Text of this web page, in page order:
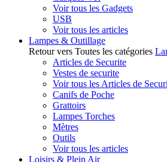
Voir tous les Gadgets
USB
Voir tous les articles
Lampes & Outillage
Retour vers Toutes les catégories
Articles de Securite
Vestes de securite
Voir tous les Articles de
Canifs de Poche
Grattoirs
Lampes Torches
Mètres
Outils
Voir tous les articles
Loisirs & Plein Air